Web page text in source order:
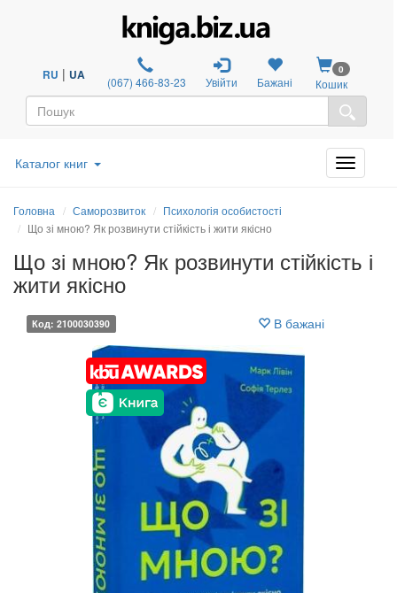
RU | UA (067) 466-83-23 Увійти Бажані
0
Кошик
Каталог книг
Головна Саморозвиток
Психологія особистості
Що зі мною? Як розвинути стійкість і жити якісно
Що зі мною? Як розвинути стійкість і
жити якісно
Код: 2100030390 В бажані